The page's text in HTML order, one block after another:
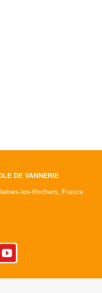
DE VANNERIE
les-Rochers, France